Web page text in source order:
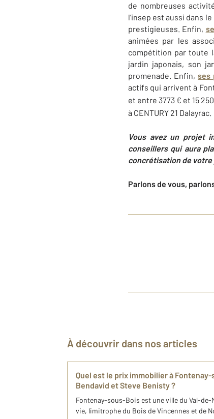
de nombreuses
l’insep est aussi dans
prestigieuses. Enfin,
animées par les
compétition par toute
jardin japonais, son
promenade. Enfin,ses
actifs qui arrivent à
et entre 3773 € et 15
à CENTURY 21 Dalayrac.
Vous avez un projet
conseillers qui aura
concrétisation de
Parlons de vous,
À découvrir dans nos articles
Quel est le prix immobilier à
Bendavid et Steve Benisty ?
Fontenay-sous-Bois est une ville du Val-
vie, limitrophe du Bois de Vincennes et de